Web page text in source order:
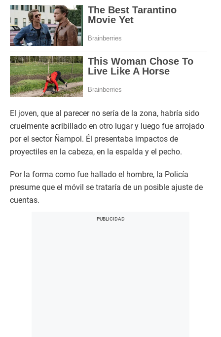
El joven, que al parecer no sería de la zona, habría sido
cruelmente acribillado en otro lugar y luego fue arrojado
por el sector Ñampol. Él presentaba impactos de
proyectiles en la cabeza, en la espalda y el pecho.
Por la forma como fue hallado el hombre, la Policía
presume que el móvil se trataría de un posible ajuste de
cuentas.